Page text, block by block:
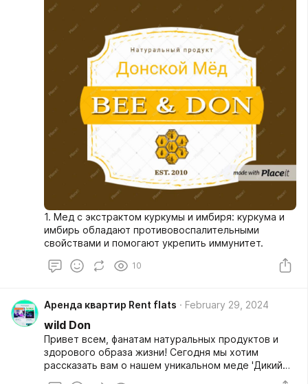
1. Мед с экстрактом куркумы и имбиря: куркума и
имбирь обладают противовоспалительными
свойствами и помогают укрепить иммунитет.
10
Аренда квартир Rent flats February 29, 2024
wild Don
Привет всем, фанатам натуральных продуктов и
здорового образа жизни! Сегодня мы хотим
рассказать вам о нашем уникальном меде 'Дикий
Дон'. Этот натуральный продукт, собранный в